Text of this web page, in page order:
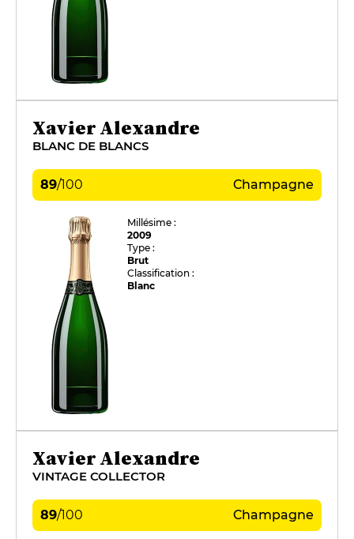
Xavier Alexandre
BLANC DE BLANCS
89/100 Champagne
Millésime :
2009
Type :
Brut
Classification :
Blanc
Xavier Alexandre
VINTAGE COLLECTOR
89/100 Champagne